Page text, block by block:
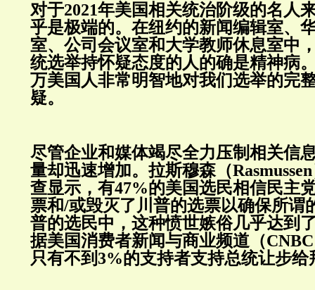
对于2021年美国相关统治阶级的名人
乎是极端的。在纽约的新闻编辑室、
室、公司会议室和大学教师休息室中
统选举持怀疑态度的人的确是精神病
万美国人非常明智地对我们选举的完
疑。
尽管企业和媒体竭尽全力压制相关信
量却迅速增加。拉斯穆森（
查显示，有47%的美国选民相信民主
票和/或毁灭了川普的选票以确保所谓
普的选民中，这种愤世嫉俗几乎达到
据美国消费者新闻与商业频道（
只有不到3%的支持者支持总统让步给